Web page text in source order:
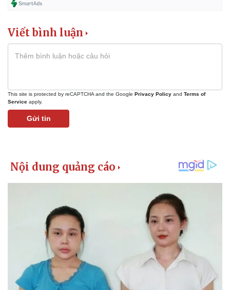
Viết bình luận
This site is protected by reCAPTCHA and the Google Privacy Policy and Terms of
Service apply.
Gửi tin